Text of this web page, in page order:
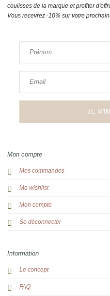
Mon compte
Mes commandes
Ma wishlist
Mon compte
Se déconnecter
Information
Le concept
FAQ
coulisses de la marque et profiter
Vous recevrez -10% sur votre
Prénom
Email
JE